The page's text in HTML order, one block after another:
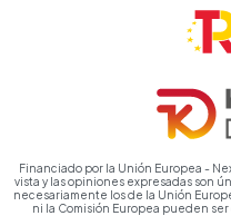
Financiado por la Unión Europea -
vista y las opiniones expresadas son
necesariamente los de la Unión
ni la Comisión Europea pueden